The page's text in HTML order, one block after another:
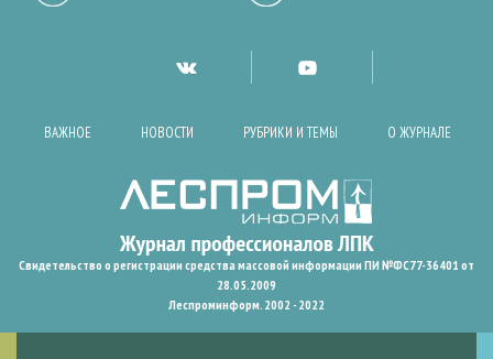
ВАЖНОЕ НОВОСТИ РУБРИКИ И ТЕМЫ О ЖУРНАЛЕ
Свидетельство о регистрации средства массовой информации ПИ №ФС77-36401 от
28.05.2009
Леспроминформ. 2002 - 2022